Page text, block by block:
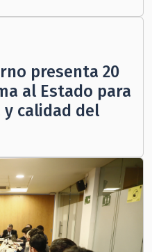
presenta 20
al Estado para
calidad del